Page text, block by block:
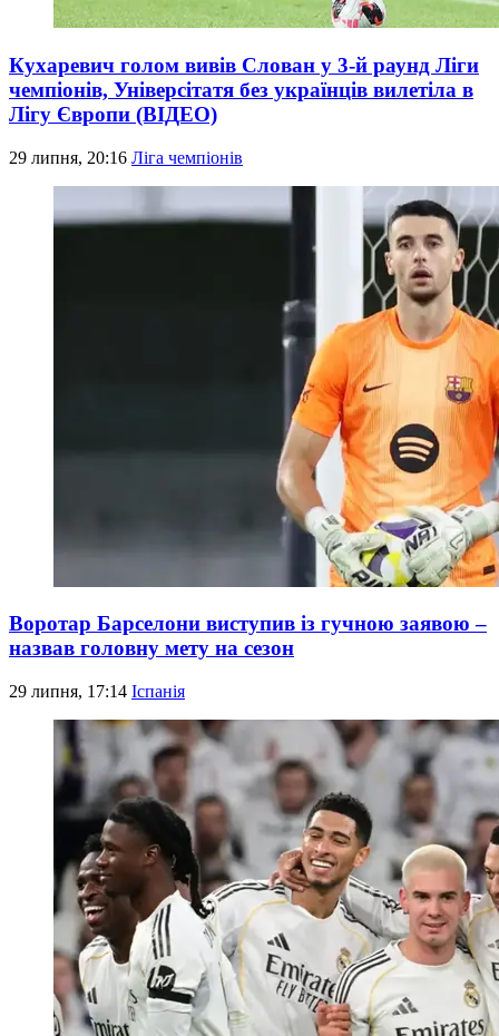
Кухаревич голом вивів Слован у 3-й раунд Ліги
чемпіонів, Універсітатя без українців вилетіла в
Лігу Європи (ВІДЕО)
29 липня, 20:16 Ліга чемпіонів
Воротар Барселони виступив із гучною заявою –
назвав головну мету на сезон
29 липня, 17:14 Іспанія